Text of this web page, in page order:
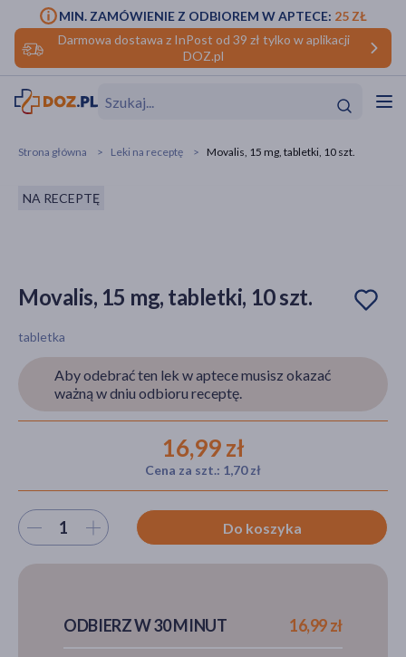
Darmowa dostawa z InPost od 39 zł tylko w aplikacji
DOZ.pl
MIN. ZAMÓWIENIE Z ODBIOREM W APTECE: 25 ZŁ
Hit
Strona główna Leki na receptę Movalis, 15 mg, tabletki, 10 szt.
NA RECEPTĘ
Movalis, 15 mg, tabletki, 10 szt.
tabletka
Aby odebrać ten lek w aptece musisz okazać
ważną w dniu odbioru receptę.
16,99 zł
Cena za szt.: 1,70 zł
Wybierz ilość Do koszyka
ODBIERZ W 30 MINUT 16,99 zł